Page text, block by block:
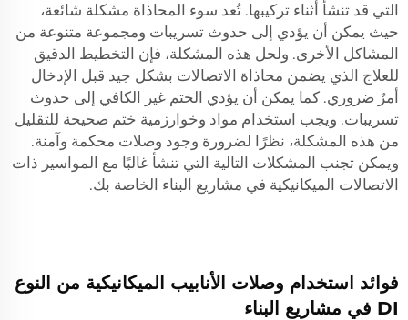
التي قد تنشأ أثناء تركيبها. تُعد سوء المحاذاة مشكلة شائعة،
حيث يمكن أن يؤدي إلى حدوث تسريبات ومجموعة متنوعة من
المشاكل الأخرى. ولحل هذه المشكلة، فإن التخطيط الدقيق
للعلاج الذي يضمن محاذاة الاتصالات بشكل جيد قبل الإدخال
أمرٌ ضروري. كما يمكن أن يؤدي الختم غير الكافي إلى حدوث
تسريبات. ويجب استخدام مواد وخوارزمية ختم صحيحة للتقليل
من هذه المشكلة، نظرًا لضرورة وجود وصلات محكمة وآمنة.
ويمكن تجنب المشكلات التالية التي تنشأ غالبًا مع المواسير ذات
الاتصالات الميكانيكية في مشاريع البناء الخاصة بك.
فوائد استخدام وصلات الأنابيب الميكانيكية من النوع
DI في مشاريع البناء